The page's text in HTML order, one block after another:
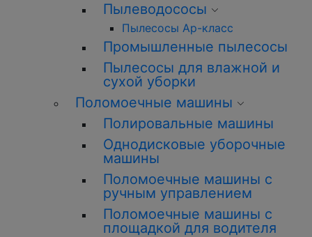
Пылеводососы
Пылесосы Ар-класс
Промышленные пылесосы
Пылесосы для влажной и
сухой уборки
Поломоечные машины
Полировальные машины
Однодисковые уборочные
машины
Поломоечные машины с
ручным управлением
Поломоечные машины с
площадкой для водителя